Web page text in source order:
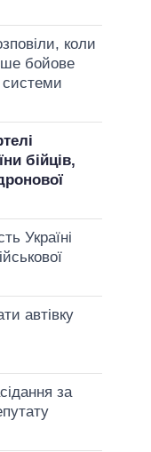
коли
бойове
системи
бійців,
Україні
автівку
за